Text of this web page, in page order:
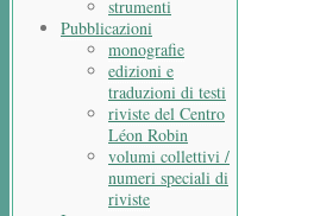
strumenti
Pubblicazioni
monografie
edizioni e
traduzioni di testi
riviste del Centro
Léon Robin
volumi collettivi /
numeri speciali di
riviste